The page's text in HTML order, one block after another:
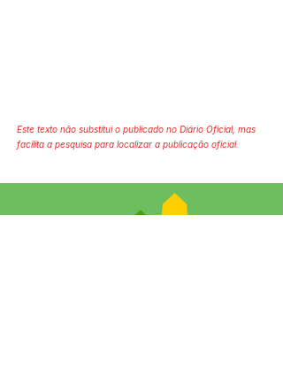
Este texto não substitui o publicado no Diário Oficial, mas
facilita a pesquisa para localizar a publicação oficial.